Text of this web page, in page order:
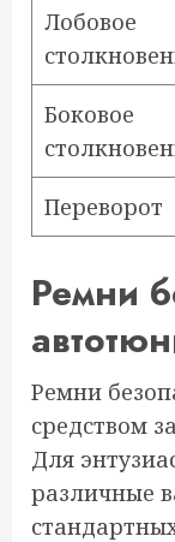
Лобовое
Боковое
Переворот
Ремни
Ремни
средством
Для
различные